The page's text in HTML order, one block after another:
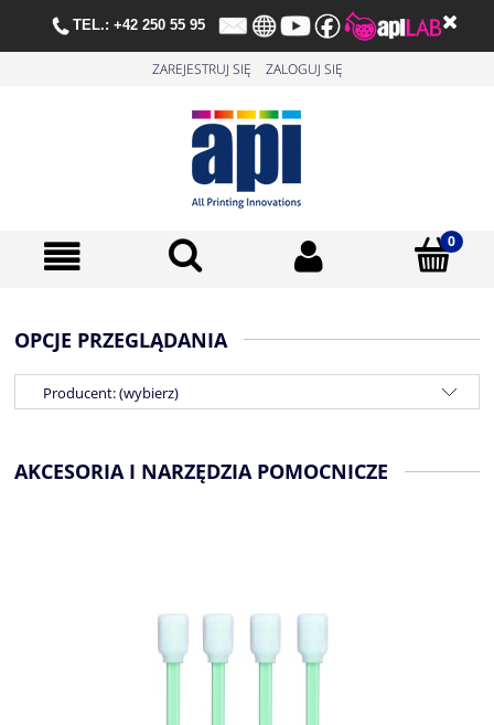
TE L.: +42 250 55 95
ZAREJESTRUJ SIĘ ZALOGUJ SIĘ
OPCJE PRZEGLĄDANIA
Producent: (wybierz)
AKCESORIA I NARZĘDZIA POMOCNICZE